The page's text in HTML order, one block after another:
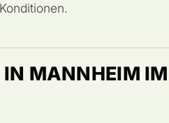
IN MANNHEIM IM